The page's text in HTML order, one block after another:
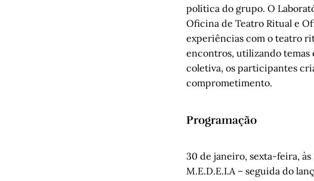
política do grupo. O
Oficina de Teatro Ritual e
experiências com o teatro
encontros, utilizando temas
coletiva, os participantes
comprometimento.
Programação
30 de janeiro, sexta-feira,
M.E.D.E.I.A – seguida do